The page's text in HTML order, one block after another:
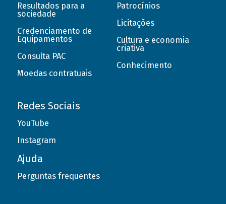
Resultados para a
sociedade
Credenciamento de
Equipamentos
Consulta PAC
Moedas contratuais
Patrocínios
Licitações
Cultura e economia
criativa
Conhecimento
Redes Sociais
YouTube
Instagram
Ajuda
Perguntas frequentes